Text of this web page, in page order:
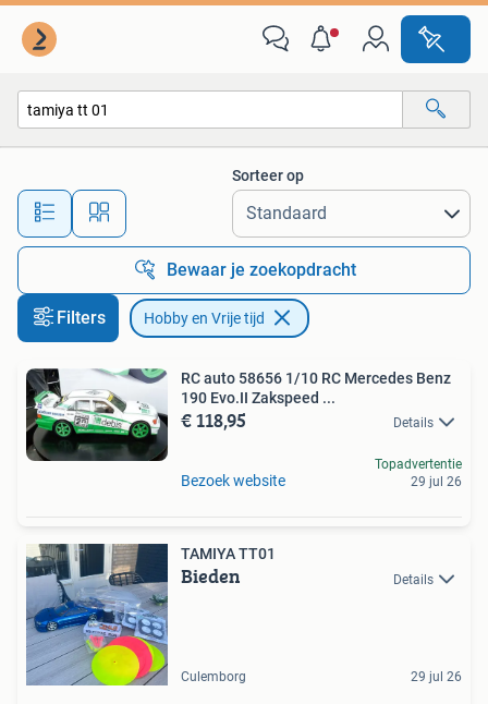
Alle afstanden…
Sorteer op
Bewaar je zoekopdracht
Filters Hobby en Vrije tijd
RC auto 58656 1/10 RC Mercedes Benz
190 Evo.II Zakspeed ...
€ 118,95 Details
Bezoek website
Topadvertentie
29 jul 26
TAMIYA TT01
Bieden Details
Culemborg 29 jul 26